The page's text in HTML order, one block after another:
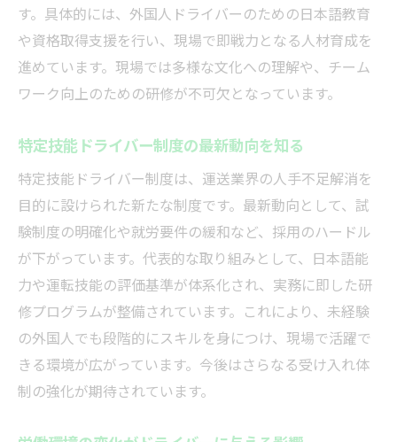
ドライバー雇用時に注意すべき要件を解説
外国人ドライバー採用の手続きと実務の流
れ
特定技能トラックドライバーの条件を確認
特定技能試験に向けたポイント解説
特定技能ドライバー試験の出題傾向と対策
法
ドライバー資格取得で押さえるべきポイン
特定技能制度の試験内容を分かりやすく解
説
外国人ドライバー試験の勉強方法と注意点
試験合格に向けた現場で役立つ学習法
す。具体的には、外国人ドライバーのための日本語教育
や資格取得支援を行い、現場で即戦力となる人材育成を
進めています。現場では多様な文化への理解や、チーム
ワーク向上のための研修が不可欠となっています。
特定技能ドライバー制度の最新動向を知る
特定技能ドライバー制度は、運送業界の人手不足解消を
目的に設けられた新たな制度です。最新動向として、試
験制度の明確化や就労要件の緩和など、採用のハードル
が下がっています。代表的な取り組みとして、日本語能
力や運転技能の評価基準が体系化され、実務に即した研
修プログラムが整備されています。これにより、未経験
の外国人でも段階的にスキルを身につけ、現場で活躍で
きる環境が広がっています。今後はさらなる受け入れ体
制の強化が期待されています。